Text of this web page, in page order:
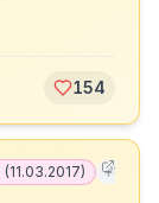
154
(11.03.2017) +1